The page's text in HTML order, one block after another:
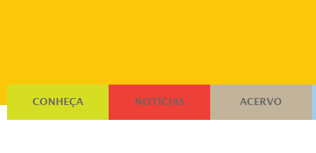
CONHEÇA NOTÍCIAS ACERVO